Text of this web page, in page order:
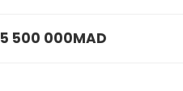
5 500 000MAD